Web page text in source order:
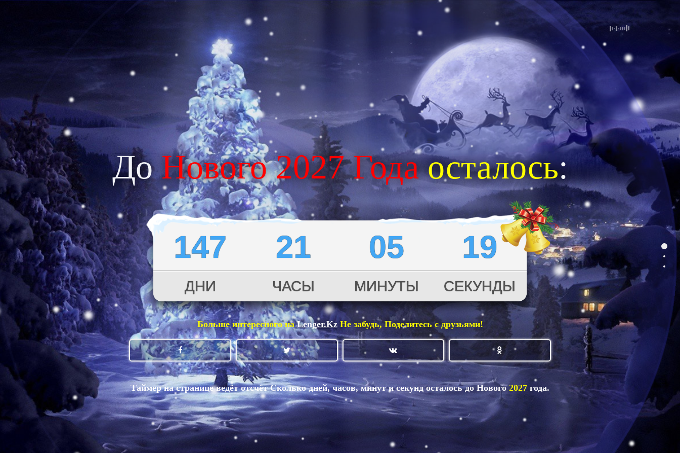
ДоНового 2027 Годаосталось:
147
ДНИ
21
ЧАСЫ
05
МИНУТЫ
17
СЕКУНДЫ
Больше интересного наLenger.KzНе забудь, Поделитесь с друзьями!
Таймер на странице ведёт отсчётСколько дней, часов, минут и секунд осталось до Нового2027 года.